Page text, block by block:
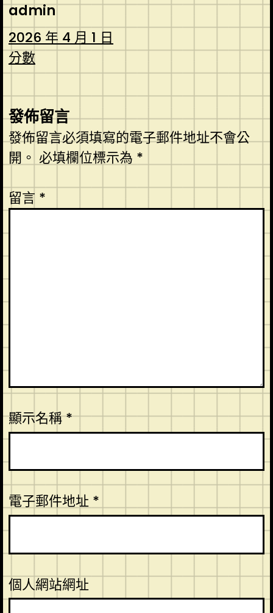
admin
2026 年 4 月 1 日
分數
發佈留言
發佈留言必須填寫的電子郵件地址不會公
開。 必填欄位標示為 *
留言 *
顯示名稱*
電子郵件地址 *
個人網站網址